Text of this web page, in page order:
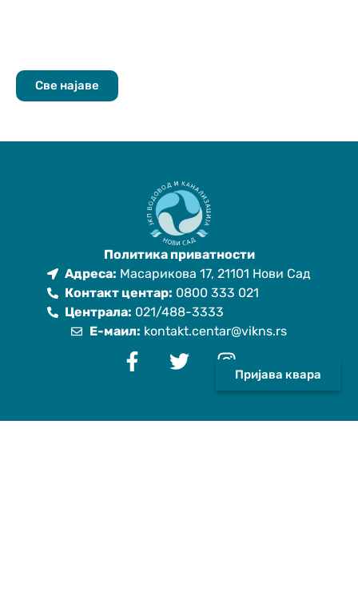
Све најаве
Пријава квара
Политика приватности
Адреса: Масарикова 17, 21101 Нови Сад
Контакт центар: 0800 333 021
Централа: 021/488-3333
Е-маил: kontakt.centar@vikns.rs